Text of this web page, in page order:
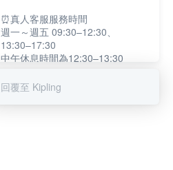
⏰真人客服服務時間
週一～週五 09:30–12:30、
13:30–17:30
中午休息時間為12:30–13:30
提醒您：系統會自動已讀訊息，如
回覆至 Kipling